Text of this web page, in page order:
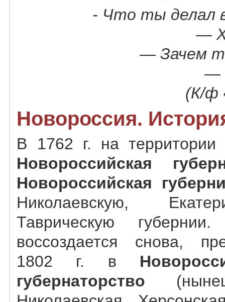
- Что ты делал
—
— Зачем
—
(К/ф
Новороссия.
В 1762 г. на территории
Новороссийская
Новороссийская
Николаевскую,
Таврическую
воссоздается снова,
1802 г. в
губернаторство